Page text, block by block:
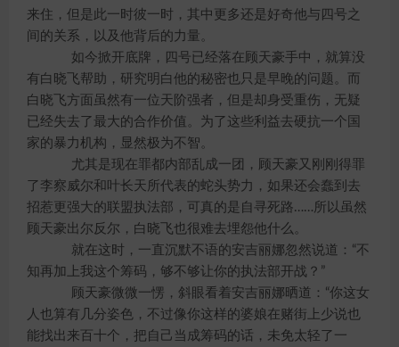
来住，但是此一时彼一时，其中更多还是好奇他与四号之
间的关系，以及他背后的力量。
如今掀开底牌，四号已经落在顾天豪手中，就算没
有白晓飞帮助，研究明白他的秘密也只是早晚的问题。而
白晓飞方面虽然有一位天阶强者，但是却身受重伤，无疑
已经失去了最大的合作价值。为了这些利益去硬抗一个国
家的暴力机构，显然极为不智。
尤其是现在罪都内部乱成一团，顾天豪又刚刚得罪
了李察威尔和叶长天所代表的蛇头势力，如果还会蠢到去
招惹更强大的联盟执法部，可真的是自寻死路……所以虽然
顾天豪出尔反尔，白晓飞也很难去埋怨他什么。
就在这时，一直沉默不语的安吉丽娜忽然说道：“不
知再加上我这个筹码，够不够让你的执法部开战？”
顾天豪微微一愣，斜眼看着安吉丽娜晒道：“你这女
人也算有几分姿色，不过像你这样的婆娘在赌街上少说也
能找出来百十个，把自己当成筹码的话，未免太轻了一